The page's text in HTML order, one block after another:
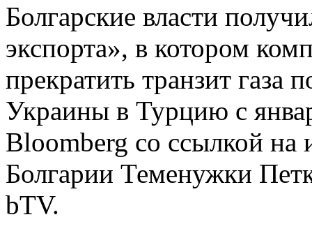
Болгарские власти
экспорта», в котором
прекратить транзит газа
Украины в Турцию с
Bloomberg со ссылкой
Болгарии Теменужки
bTV.